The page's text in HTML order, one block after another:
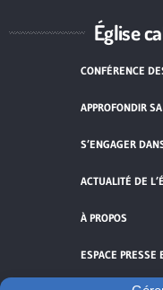
Église
CONFÉRENCE
APPROFONDIR
S’ENGAGER
ACTUALITÉ DE
À PROPOS
ESPACE PRESSE